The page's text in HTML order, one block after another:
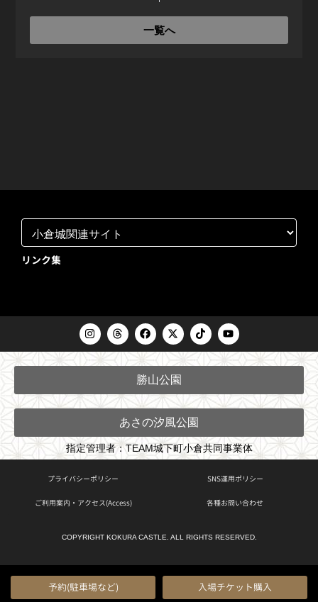
一覧へ
リンク集
I
n
s
r
T
h
r
s
F
a
c
o
o
k
X
-
t
t
t
e
T
i
k
Y
o
u
e
勝山公園
あさの汐風公園
指定管理者：TEAM城下町小倉共同事業体
プライバシーポリシー SNS運用ポリシー
ご利用案内・アクセス(Access) 各種お問い合わせ
COPYRIGHT KOKURA CASTLE. ALL RIGHTS RESERVED.
予約(駐車場など) 入場チケット購入